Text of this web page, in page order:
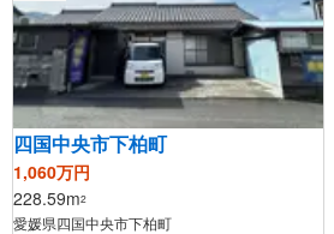
四国中央市下柏町
1,060万円
228.59m2
愛媛県四国中央市下柏町